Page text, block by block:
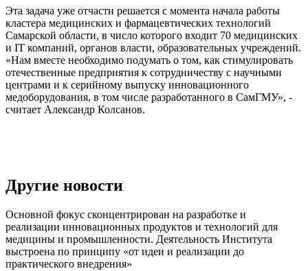
Эта задача уже отчасти решается с момента начала работы
кластера медицинских и фармацевтических технологий
Самарской области, в число которого входит 70 медицинских
и IT компаний, органов власти, образовательных учреждений.
«Нам вместе необходимо подумать о том, как стимулировать
отечественные предприятия к сотрудничеству с научными
центрами и к серийному выпуску инновационного
медоборудования, в том числе разработанного в СамГМУ», -
считает Александр Колсанов.
Другие новости
Основной фокус сконцентрирован на разработке и
реализации инновационных продуктов и технологий для
медицины и промышленности. Деятельность Института
выстроена по принципу «от идеи и реализации до
практического внедрения»